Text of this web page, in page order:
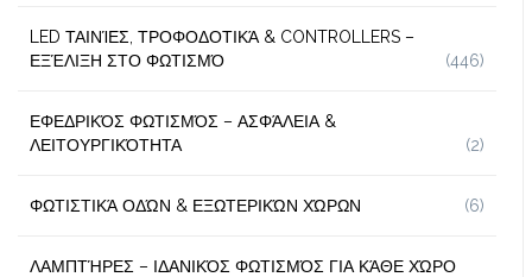
LED ΤΑΙΝΊΕΣ, ΤΡΟΦΟΔΟΤΙΚΆ & CONTROLLERS –
ΕΞΈΛΙΞΗ ΣΤΟ ΦΩΤΙΣΜΌ
(446)
ΕΦΕΔΡΙΚΌΣ ΦΩΤΙΣΜΌΣ – ΑΣΦΆΛΕΙΑ &
ΛΕΙΤΟΥΡΓΙΚΌΤΗΤΑ
(2)
ΦΩΤΙΣΤΙΚΆ ΟΔΏΝ & ΕΞΩΤΕΡΙΚΏΝ ΧΏΡΩΝ (6)
ΛΑΜΠΤΉΡΕΣ – ΙΔΑΝΙΚΌΣ ΦΩΤΙΣΜΌΣ ΓΙΑ ΚΆΘΕ ΧΏΡΟ